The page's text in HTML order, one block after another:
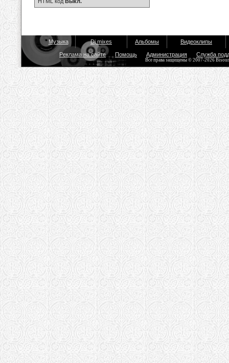
Музыка Dj mixes Альбомы Видеоклипы
Реклама на сайте Помощь Администрация Служба
Все права защищены © 2007-2026